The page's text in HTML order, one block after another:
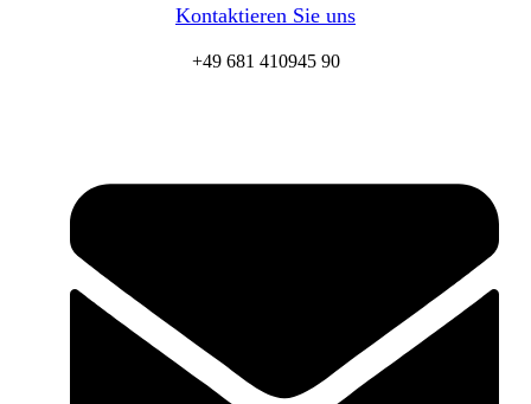
Kontaktieren Sie uns
+49 681 410945 90